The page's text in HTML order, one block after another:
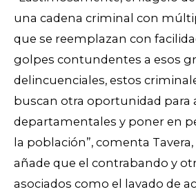
una cadena criminal con
que se reemplazan con
golpes contundentes a esos
delincuenciales, estos
buscan otra oportunidad para
departamentales y poner en
la población”, comenta
añade que el contrabando y
asociados como el lavado de